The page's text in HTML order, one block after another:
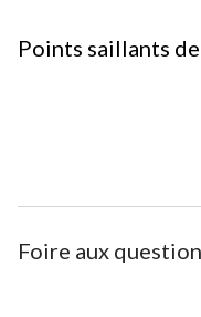
Points saillants
Foire aux